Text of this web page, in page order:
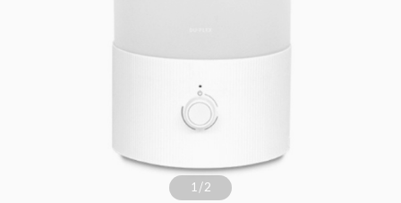
1/2